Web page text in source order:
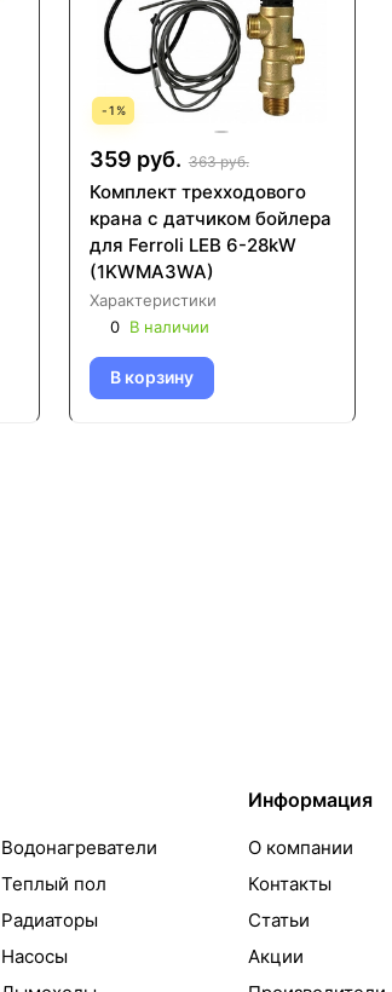
-1%
359 руб. 363 руб.
Комплект трехходового
крана с датчиком бойлера
для Ferroli LEB 6-28kW
(1KWMA3WA)
Характеристики
0 В наличии
В корзину
Водонагреватели
Теплый пол
Радиаторы
Насосы
Информация
О компании
Контакты
Статьи
Акции